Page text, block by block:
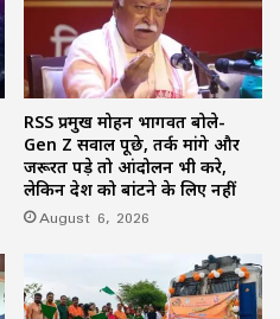
RSS प्रमुख मोहन भागवत बोले-
Gen Z सवाल पूछे, तर्क मांगे और
जरूरत पड़े तो आंदोलन भी करे,
लेकिन देश को बांटने के लिए नहीं
August 6, 2026